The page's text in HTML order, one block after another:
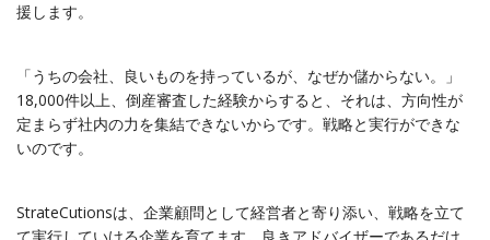
援します。
「うちの会社、良いものを持っているが、なぜか儲からない。」
18,000件以上、倒産審査した経験からすると、それは、方向性が
定まらず社内の力を集結できないからです。戦略と実行ができな
いのです。
StrateCutionsは、企業顧問として経営者と寄り添い、戦略を立て